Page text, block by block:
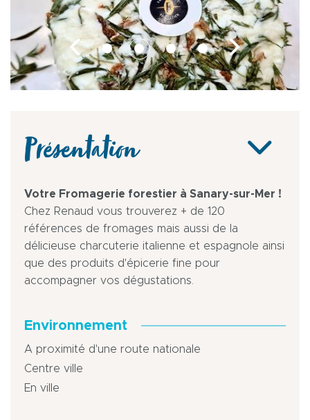
Présentation
Votre Fromagerie forestier à Sanary-sur-Mer !
Chez Renaud vous trouverez + de 120
références de fromages mais aussi de la
délicieuse charcuterie italienne et espagnole ainsi
que des produits d'épicerie fine pour
accompagner vos dégustations.
Environnement
A proximité d'une route nationale
Centre ville
En ville